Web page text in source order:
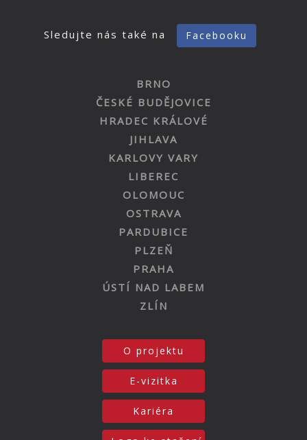
Sledujte nás také na Facebooku
BRNO
ČESKÉ BUDĚJOVICE
HRADEC KRÁLOVÉ
JIHLAVA
KARLOVY VARY
LIBEREC
OLOMOUC
OSTRAVA
PARDUBICE
PLZEŇ
PRAHA
ÚSTÍ NAD LABEM
ZLÍN
O projektu
E-vizitka
Kariéra